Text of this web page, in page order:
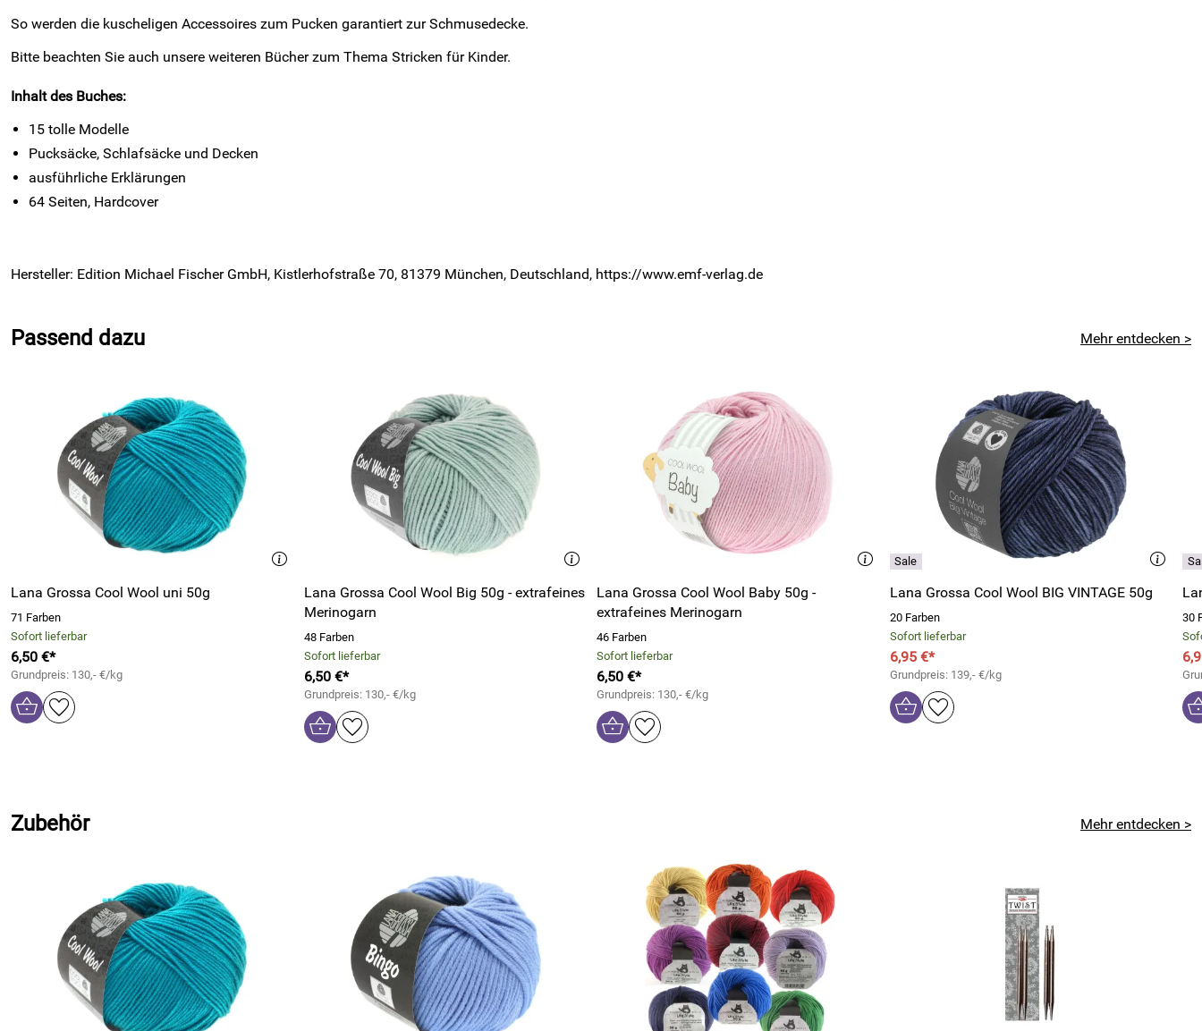
So werden die kuscheligen Accessoires zum Pucken garantiert zur Schmusedecke.
Bitte beachten Sie auch unsere weiteren Bücher zum Thema Stricken für Kinder.
Inhalt des Buches:
15 tolle Modelle
Pucksäcke, Schlafsäcke und Decken
ausführliche Erklärungen
64 Seiten, Hardcover
Hersteller: Edition Michael Fischer GmbH, Kistlerhofstraße 70, 81379 München, Deutschland, https://www.emf-verlag.de
Passend dazu Mehr entdecken >
Lana Grossa Cool Wool uni 50g
71 Farben
Sofort lieferbar
6,50 €*
Grundpreis: 130,- €/kg
Lana Grossa Cool Wool Big 50g - extrafeines
Merinogarn
48 Farben
Sofort lieferbar
6,50 €*
Grundpreis: 130,- €/kg
Lana Grossa Cool Wool Baby 50g -
extrafeines Merinogarn
46 Farben
Sofort lieferbar
6,50 €*
Grundpreis: 130,- €/kg
Lana Grossa Cool Wool BIG VINTAGE 50g
20 Farben
Sofort lieferbar
6,95 €*
Grundpreis: 139,- €/kg
30
Zubehör Mehr entdecken >